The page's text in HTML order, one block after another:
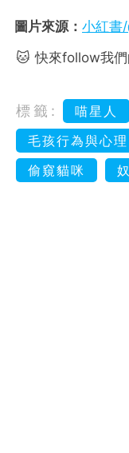
圖片來源： 小紅書
🐱 快來follow我
標籤: 喵星人
毛孩行為與心理
偷窺貓咪